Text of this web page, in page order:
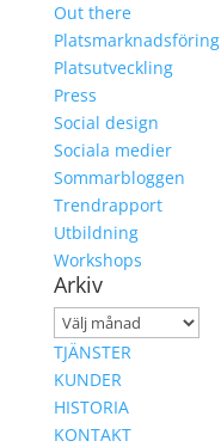
Out there
Platsmarknadsföring
Platsutveckling
Press
Social design
Sociala medier
Sommarbloggen
Trendrapport
Utbildning
Workshops
Arkiv
Arkiv
TJÄNSTER
KUNDER
HISTORIA
KONTAKT